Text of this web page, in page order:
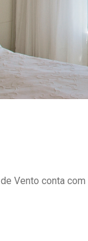
Vento conta